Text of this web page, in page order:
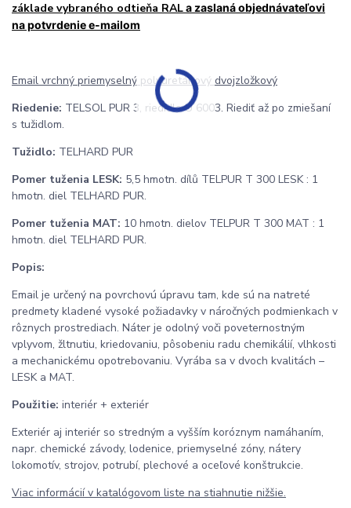
základe vybraného odtieňa RALa zaslaná objednávateľovi
na potvrdenie e-mailom
Email vrchný priemyselný polyuretánový dvojzložkový
Riedenie: TELSOL PUR 3, riedidlo U 6003. Riediť až po zmiešaní
s tužidlom.
Tužidlo: TELHARD PUR
Pomer tuženia LESK: 5,5 hmotn. dílů TELPUR T 300 LESK : 1
hmotn. diel TELHARD PUR.
Pomer tuženia MAT: 10 hmotn. dielov TELPUR T 300 MAT : 1
hmotn. diel TELHARD PUR.
Popis:
Email je určený na povrchovú úpravu tam, kde sú na natreté
predmety kladené vysoké požiadavky v náročných podmienkach v
rôznych prostrediach. Náter je odolný voči poveternostným
vplyvom, žltnutiu, kriedovaniu, pôsobeniu radu chemikálií, vlhkosti
a mechanickému opotrebovaniu. Vyrába sa v dvoch kvalitách –
LESK a MAT.
Použitie: interiér + exteriér
Exteriér aj interiér so stredným a vyšším koróznym namáhaním,
napr. chemické závody, lodenice, priemyselné zóny, nátery
lokomotív, strojov, potrubí, plechové a oceľové konštrukcie.
Viac informácií v katalógovom liste na stiahnutie nižšie.